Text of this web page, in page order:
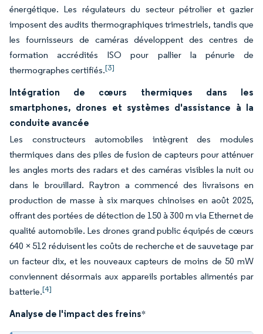
énergétique. Les régulateurs du secteur pétrolier et gazier
imposent des audits thermographiques trimestriels, tandis que
les fournisseurs de caméras développent des centres de
formation accrédités ISO pour pallier la pénurie de
thermographes certifiés.[3]
Intégration de cœurs thermiques dans les
smartphones, drones et systèmes d'assistance à la
conduite avancée
Les constructeurs automobiles intègrent des modules
thermiques dans des piles de fusion de capteurs pour atténuer
les angles morts des radars et des caméras visibles la nuit ou
dans le brouillard. Raytron a commencé des livraisons en
production de masse à six marques chinoises en août 2025,
offrant des portées de détection de 150 à 300 m via Ethernet de
qualité automobile. Les drones grand public équipés de cœurs
640 × 512 réduisent les coûts de recherche et de sauvetage par
un facteur dix, et les nouveaux capteurs de moins de 50 mW
conviennent désormais aux appareils portables alimentés par
batterie.[4]
Analyse de l'impact des freins*